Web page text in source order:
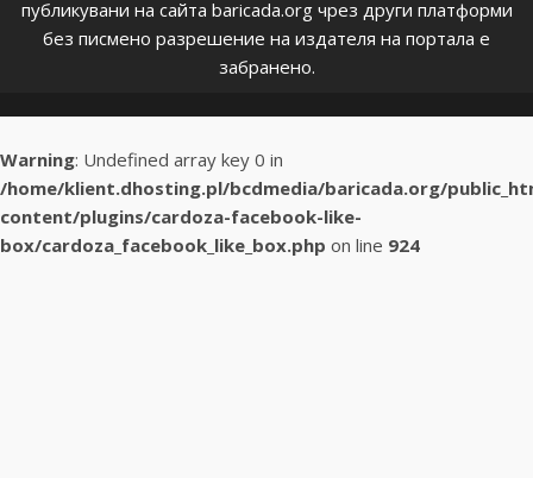
публикувани на сайта baricada.org чрез други платформи
без писмено разрешение на издателя на портала е
забранено.
Warning: Undefined array key 0 in
/home/klient.dhosting.pl/bcdmedia/baricada.org/
content/plugins/cardoza-facebook-like-
box/cardoza_facebook_like_box.php on line 924